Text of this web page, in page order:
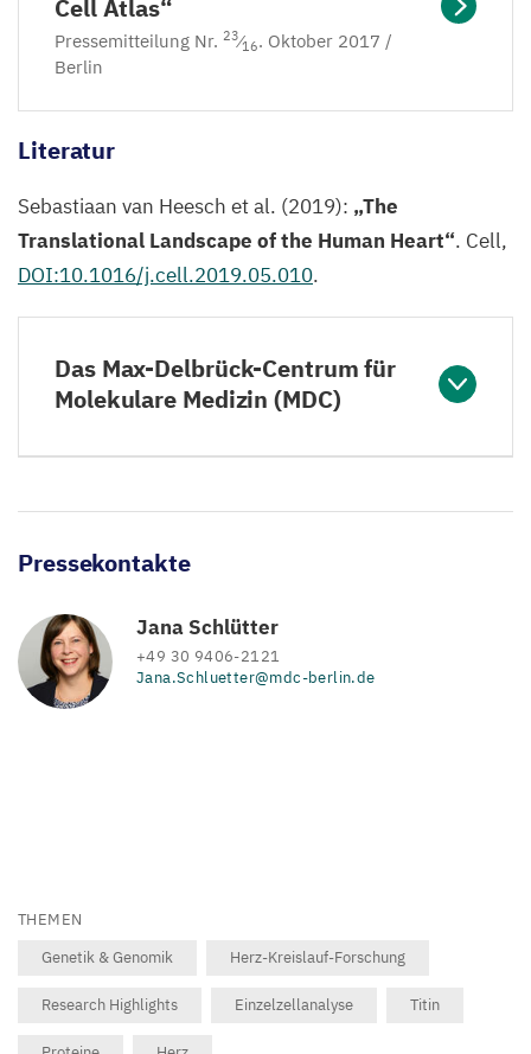
Cell Atlas“
Pressemitteilung Nr. 23⁄16. Oktober 2017 /
Berlin
Literatur
Sebastiaan van Heesch et al. (2019): „The
Translational Landscape of the Human Heart“. Cell,
DOI:10.1016/j.cell.2019.05.010.
Das Max-Delbrück-Centrum für
Molekulare Medizin (MDC)
Pressekontakte
Jana Schlütter
+49 30 9406-2121
Jana.Schluetter@mdc-berlin.de
THEMEN
Genetik & Genomik
Herz-Kreislauf-Forschung
Research Highlights Einzelzellanalyse Titin